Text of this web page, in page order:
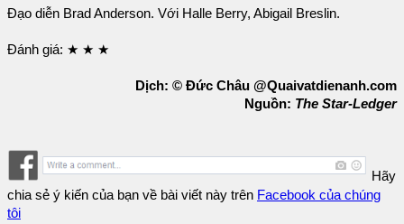
Đạo diễn Brad Anderson. Với Halle Berry, Abigail Breslin.
Đánh giá: ★ ★ ★
Dịch: © Đức Châu @Quaivatdienanh.com
Nguồn: The Star-Ledger
Hãy
chia sẻ ý kiến của bạn về bài viết này trên Facebook của chúng
tôi